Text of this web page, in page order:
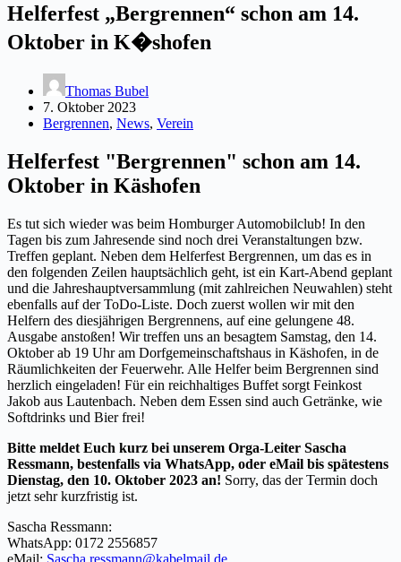
Helferfest „Bergrennen“ schon am 14.
Oktober in K�shofen
Thomas Bubel
7. Oktober 2023
Bergrennen, News, Verein
Helferfest "Bergrennen" schon am 14.
Oktober in Käshofen
Es tut sich wieder was beim Homburger Automobilclub! In den
Tagen bis zum Jahresende sind noch drei Veranstaltungen bzw.
Treffen geplant. Neben dem Helferfest Bergrennen, um das es in
den folgenden Zeilen hauptsächlich geht, ist ein Kart-Abend geplant
und die Jahreshauptversammlung (mit zahlreichen Neuwahlen) steht
ebenfalls auf der ToDo-Liste. Doch zuerst wollen wir mit den
Helfern des diesjährigen Bergrennens, auf eine gelungene 48.
Ausgabe anstoßen! Wir treffen uns an besagtem Samstag, den 14.
Oktober ab 19 Uhr am Dorfgemeinschaftshaus in Käshofen, in de
Räumlichkeiten der Feuerwehr. Alle Helfer beim Bergrennen sind
herzlich eingeladen! Für ein reichhaltiges Buffet sorgt Feinkost
Jakob aus Lautenbach. Neben dem Essen sind auch Getränke, wie
Softdrinks und Bier frei!
Bitte meldet Euch kurz bei unserem Orga-Leiter Sascha
Ressmann, bestenfalls via WhatsApp, oder eMail bis spätestens
Dienstag, den 10. Oktober 2023 an! Sorry, das der Termin doch
jetzt sehr kurzfristig ist.
Sascha Ressmann:
WhatsApp: 0172 2556857
eMail: Sascha. ressmann@kabelmail.de